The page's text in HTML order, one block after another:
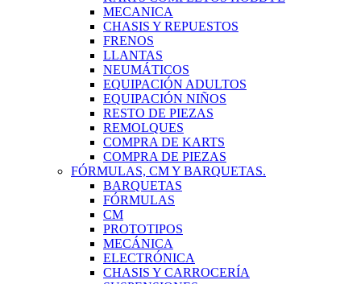
MECANICA
CHASIS Y REPUESTOS
FRENOS
LLANTAS
NEUMÁTICOS
EQUIPACIÓN ADULTOS
EQUIPACIÓN NIÑOS
RESTO DE PIEZAS
REMOLQUES
COMPRA DE KARTS
COMPRA DE PIEZAS
FÓRMULAS, CM Y BARQUETAS.
BARQUETAS
FÓRMULAS
CM
PROTOTIPOS
MECÁNICA
ELECTRÓNICA
CHASIS Y CARROCERÍA